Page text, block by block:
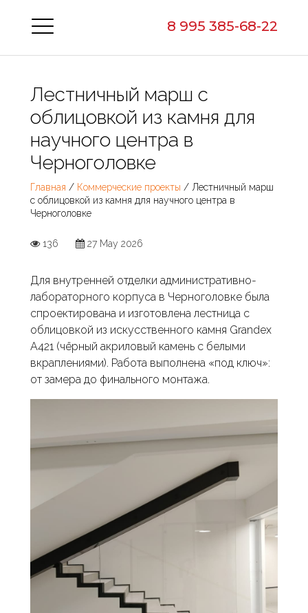
8 995 385-68-22
Лестничный марш с
облицовкой из камня для
научного центра в
Черноголовке
Главная / Коммерческие проекты / Лестничный марш
с облицовкой из камня для научного центра в
Черноголовке
136 27 May 2026
Для внутренней отделки административно-
лабораторного корпуса в Черноголовке была
спроектирована и изготовлена лестница с
облицовкой из искусственного камня Grandex
A421 (чёрный акриловый камень с белыми
вкраплениями). Работа выполнена «под ключ»:
от замера до финального монтажа.